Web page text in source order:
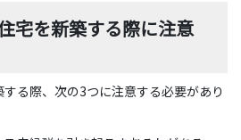
宅を新築する際に注意
る際、次の3つに注意する必要があり